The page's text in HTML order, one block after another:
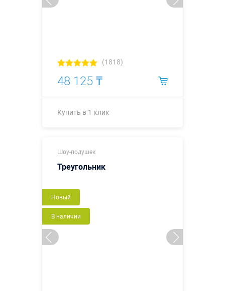
(1818)
48 125 ₸
Купить в 1 клик
Шоу-подушек
Треугольник
Новый
В наличии